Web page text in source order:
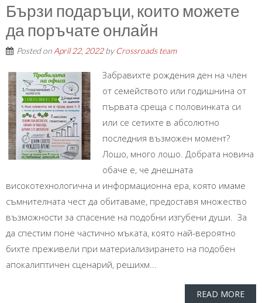
Бързи подаръци, които можете
да поръчате онлайн
Posted on April 22, 2022by Crossroads team
Забравихте рождения ден на член
от семейството или годишнина от
първата среща с половинката си
или се сетихте в абсолютно
последния възможен момент?
Лошо, много лошо. Добрата новина
обаче е, че днешната
високотехнологична и информационна ера, която имаме
съмнителната чест да обитаваме, предоставя множество
възможности за спасение на подобни изгубени души. За
да спестим поне частично мъката, която най-вероятно
бихте преживели при материализирането на подобен
апокалиптичен сценарий, решихм...
READ MORE